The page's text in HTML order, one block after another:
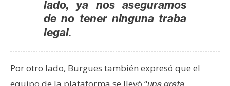
lado, ya nos aseguramos
de no tener ninguna traba
legal.
Por otro lado, Burgues también expresó que el
una grata